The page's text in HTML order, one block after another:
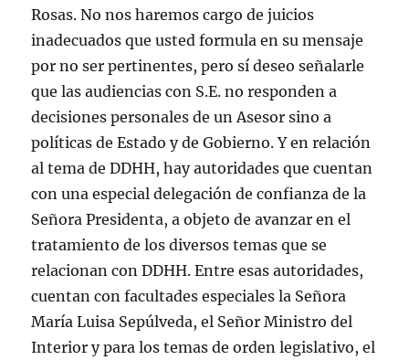
Rosas. No nos haremos cargo de juicios
inadecuados que usted formula en su mensaje
por no ser pertinentes, pero sí deseo señalarle
que las audiencias con S.E. no responden a
decisiones personales de un Asesor sino a
políticas de Estado y de Gobierno. Y en relación
al tema de DDHH, hay autoridades que cuentan
con una especial delegación de confianza de la
Señora Presidenta, a objeto de avanzar en el
tratamiento de los diversos temas que se
relacionan con DDHH. Entre esas autoridades,
cuentan con facultades especiales la Señora
María Luisa Sepúlveda, el Señor Ministro del
Interior y para los temas de orden legislativo, el